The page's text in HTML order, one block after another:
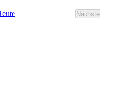
Nächste